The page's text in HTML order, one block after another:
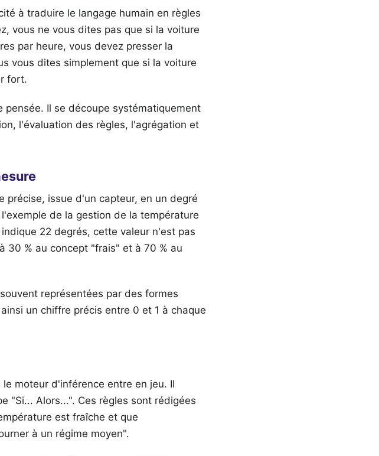
à traduire le langage humain en règles
vous ne vous dites pas que si la voiture
par heure, vous devez presser la
vous dites simplement que si la voiture
fort.
Il se découpe systématiquement
l'évaluation des règles, l'agrégation et
précise, issue d'un capteur, en un degré
de la gestion de la température
22 degrés, cette valeur n'est pas
30 % au concept "frais" et à 70 % au
représentées par des formes
un chiffre précis entre 0 et 1 à chaque
moteur d'inférence entre en jeu. Il
"Si... Alors...". Ces règles sont rédigées
est fraîche et que
à un régime moyen".